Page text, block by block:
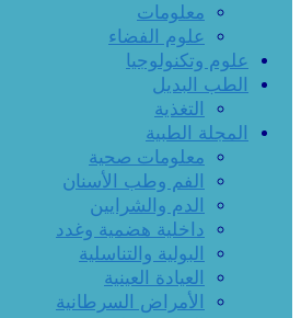
معلومات
علوم الفضاء
علوم وتكنولوجيا
الطب البديل
التغذية
المجلة الطبية
معلومات صحية
الفم وطب الأسنان
الدم والشرايين
داخلية هضمية وغدد
البولية والتناسلية
العيادة العينية
الأمراض السرطانية